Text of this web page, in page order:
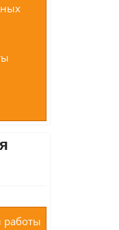
работы